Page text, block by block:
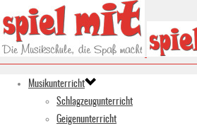
Musikunterricht
Schlagzeugunterricht
Geigenunterricht